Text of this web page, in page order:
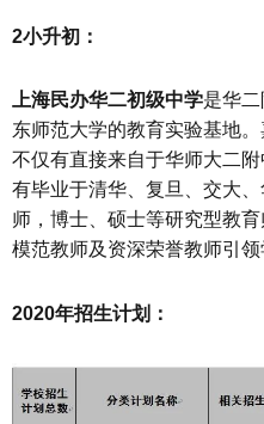
2小升初：
上海民办华二初级中学是华
东师范大学的教育实验基地
不仅有直接来自于华师大二
有毕业于清华、复旦、交大
师，博士、硕士等研究型教
模范教师及资深荣誉教师引领
2020年招生计划：